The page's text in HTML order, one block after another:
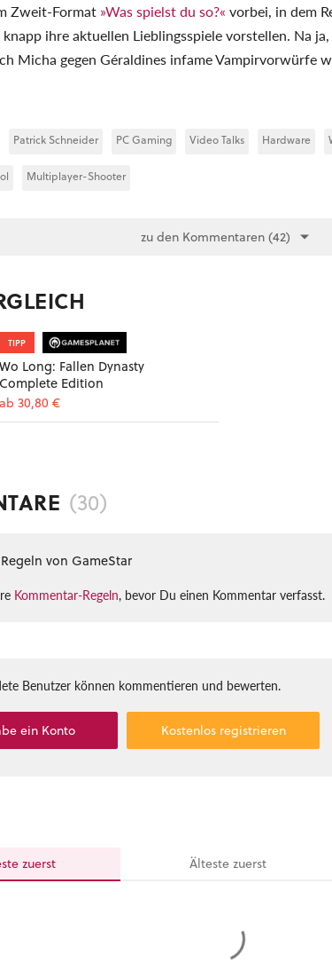
Zweit-Format »Was spielst du so?« vorbei, in dem
ihre aktuellen Lieblingsspiele vorstellen. Na
Micha gegen Géraldines infame Vampirvorwürfe
Patrick Schneider PC Gaming Video Talks Hardware
Multiplayer-Shooter
zu den Kommentaren (42)
TIPP
Wo Long: Fallen Dynasty
Complete Edition
ab 30,80 €
(30)
von GameStar
Kommentar-Regeln, bevor Du einen Kommentar verfasst.
Benutzer können kommentieren und bewerten.
ein Konto Kostenlos registrieren
zuerst Ältestezuerst